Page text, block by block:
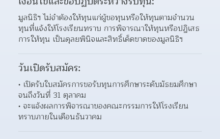
มูลนิธิฯ ไม่จำต้องให้ทุนแก่ผู้ขอทุนหรือให้ทุนตามจำนวน
ทุนที่แจ้งให้โรงเรียนทราบ การพิจารณาให้ทุนหรือปฏิเสธ
การให้ทุน เป็นดุลยพินิจและสิทธิ์เด็ดขาดของมูลนิธิฯ
วันเปิดรับสมัคร:
เปิดรับใบสมัครการขอรับทุนการศึกษาระดับมัธยมศึกษา
จนถึงวันที่ 31 ตุลาคม
จะแจ้งผลการพิจารณาของคณะกรรมการให้โรงเรียน
ทราบภายในเดือนธันวาคม